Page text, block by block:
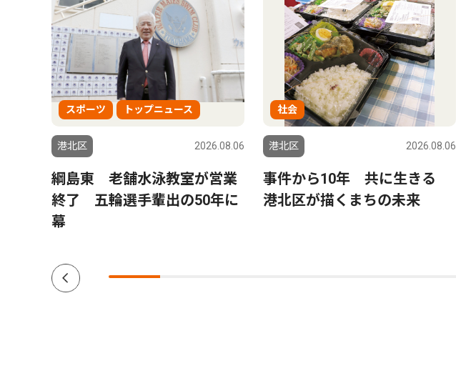
スポーツ トップニュース
港北区 2026.08.06
綱島東 老舗水泳教室が営業
終了 五輪選手輩出の50年に
幕
社会
港北区 2026.08.06
事件から10年 共に生きる
港北区が描くまちの未来